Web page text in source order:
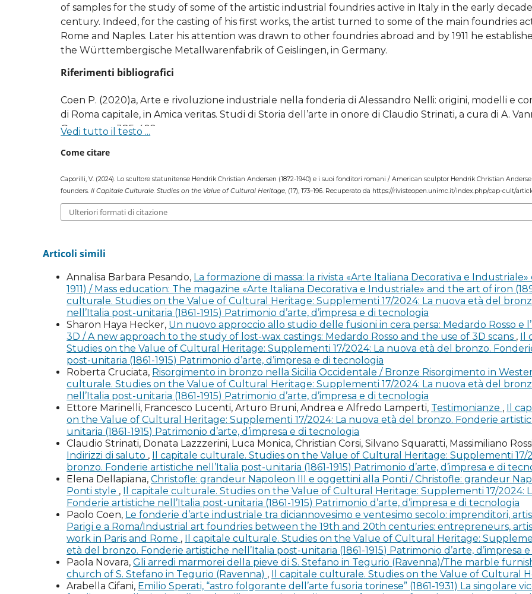
paternità
Gli autori
prima e
citazioni
of samples for the study of some of the artistic industrial foundries active in Italy in the early
century. Indeed, for the casting of his first works, the artist turned to some of the main foundries
Rome and Naples. Later his attention was drawn to other foundries abroad and by 1911 he
the Württembergische Metallwarenfabrik of Geislingen, in Germany.
Riferimenti bibliografici
Coen P. (2020)a, Arte e rivoluzione industriale nella fonderia di Alessandro Nelli: origini, modelli e
di Roma capitale, in Amica veritas. Studi di Storia dell’arte in onore di Claudio Strinati, a cura di A.
Quasar, pp. 385-402.
Coen P. (2020)b, Il recupero del Rinascimento: arte, mercato e politica nei primi decenni di Roma
Coen P. (2021), Il mercato dell’arte a Roma all’indomani del 1870: linee portanti, in Roma, nascita di
della mostra (Roma, 2021), a cura di F. Pesci et al., Roma: De Luca, pp. 351-357.
Maria Concetta Di Natale, a cura di P. Palazzotto, G. Travagliato, M. Vitella, II voll., Palermo: Palermo
Coen P. (infra), Le fonderie d’arte industriale tra diciannovesimo e ventesimo secolo: imprenditori,
lavoro a Parigi e a Roma.
di Majo E. (2008), Museo Hendrik Christian Andersen, Milano: Mondadori Electa.
M.G. Di Monte, E. Ludovici, a cura di (2022), Casa-Museo Hendrik Christian Andersen. Catalogo
Editori d’Arte.
M.G. Di Monte, E. Ludovici, a cura di (2015), Femminile e femminino. Donne a casa Andersen,
Fabiani F. (2003), Hendrik Christian Andersen. La vita, l’arte, il sogno, Roma: Gangemi Editore.
Guida Monaci. Guida Commerciale di Roma e Provincia, Anno XLV, Roma 1915, p. 1024.
Heskett J. (1963), Industrial Design, London: Thames & Hudson.
Mamoli Zorzi R., a cura di (2000), Henry James. Amato ragazzo. Lettere a Hendrik C. Andersen 1899-
Editori.
Mangone F. (2007), Tra architettura e scultura: caratteri della “monumentomania” tra Ottocento e
L’architettura della memoria in Italia 1750-1939, a cura di F. Mangone, Milano: Skira, pp. 261-266.
Marinelli A. (2022), La Fonderia Oretea dei Florio, Palermo: Torri del Vento edizioni.
Vedi tutto il testo ...
Come citare
Caporilli, V. (2024). Lo scultore statunitense Hendrik Christian Andersen (1872-1940) e i suoi fonditori romani / American sculptor Hendrik Christian
founders.Il Capitale Culturale. Studies on the Value of Cultural Heritage, (17), 173–196. Recuperato da https://rivisteopen.unimc.it/index.php/cap-cult/
Ulteriori formati di citazione
Articoli simili
Annalisa Barbara Pesando, La formazione di massa: la rivista «Arte Italiana Decorativa e
1911) / Mass education: The magazine «Arte Italiana Decorativa e Industriale» and the art of iron
culturale. Studies on the Value of Cultural Heritage: Supplementi 17/2024: La nuova età del
nell’Italia post-unitaria (1861-1915) Patrimonio d’arte, d’impresa e di tecnologia
Sharon Haya Hecker, Un nuovo approccio allo studio delle fusioni in cera persa: Medardo Rosso e
3D / A new approach to the study of lost-wax castings: Medardo Rosso and the use of 3D scans ,
Studies on the Value of Cultural Heritage: Supplementi 17/2024: La nuova età del bronzo.
post-unitaria (1861-1915) Patrimonio d’arte, d’impresa e di tecnologia
Roberta Cruciata, Risorgimento in bronzo nella Sicilia Occidentale / Bronze Risorgimento in
culturale. Studies on the Value of Cultural Heritage: Supplementi 17/2024: La nuova età del
nell’Italia post-unitaria (1861-1915) Patrimonio d’arte, d’impresa e di tecnologia
Ettore Marinelli, Francesco Lucenti, Arturo Bruni, Andrea e Alfredo Lamperti, Testimonianze ,
Il
on the Value of Cultural Heritage: Supplementi 17/2024: La nuova età del bronzo. Fonderie
unitaria (1861-1915) Patrimonio d’arte, d’impresa e di tecnologia
Claudio Strinati, Donata Lazzzerini, Luca Monica, Christian Corsi, Silvano Squaratti, Massimiliano
Indirizzi di saluto ,
Il capitale culturale. Studies on the Value of Cultural Heritage: Supplementi 17/
bronzo. Fonderie artistiche nell’Italia post-unitaria (1861-1915) Patrimonio d’arte, d’impresa e di
Elena Dellapiana,Christofle: grandeur Napoleon III e oggettini alla Ponti / Christofle: grandeur
Ponti style ,
Il capitale culturale. Studies on the Value of Cultural Heritage: Supplementi 17/2024:
Fonderie artistiche nell’Italia post-unitaria (1861-1915) Patrimonio d’arte, d’impresa e di tecnologia
Paolo Coen, Le fonderie d’arte industriale tra diciannovesimo e ventesimo secolo: imprenditori,
Parigi e a Roma/Industrial art foundries between the 19th and 20th centuries: entrepreneurs,
work in Paris and Rome ,
Il capitale culturale. Studies on the Value of Cultural Heritage:
età del bronzo. Fonderie artistiche nell’Italia post-unitaria (1861-1915) Patrimonio d’arte, d’impresa
Paola Novara,Gli arredi marmorei della pieve di S. Stefano in Tegurio (Ravenna)/The marble
church of S. Stefano in Tegurio (Ravenna) ,
Il capitale culturale. Studies on the Value of Cultural
Arabella Cifani, Emilio Sperati, “astro folgorante dell’arte fusoria torinese” (1861-1931) La singolare